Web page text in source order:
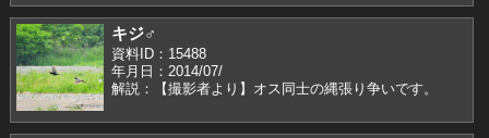
キジ♂
資料ID：15488
年月日：2014/07/
解説：【撮影者より】オス同士の縄張り争いです。